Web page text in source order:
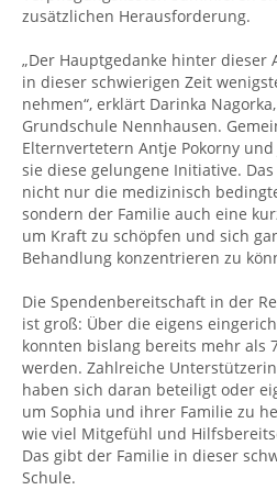
zusätzlichen Herausforderung.
„Der Hauptgedanke hinter dieser
in dieser schwierigen Zeit
nehmen“, erklärt Darinka
Grundschule Nennhausen.
Elternvertetern Antje Pokorny
sie diese gelungene Initiative.
nicht nur die medizinisch
sondern der Familie auch eine
um Kraft zu schöpfen und sich
Behandlung konzentrieren zu
Die Spendenbereitschaft in der
ist groß: Über die eigens
konnten bislang bereits mehr als
werden. Zahlreiche
haben sich daran beteiligt oder
um Sophia und ihrer Familie zu
wie viel Mitgefühl und
Das gibt der Familie in dieser
Schule.